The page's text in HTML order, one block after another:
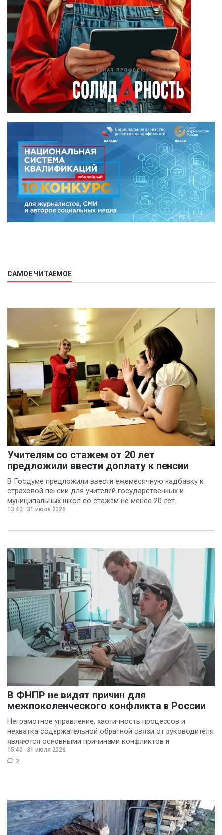
САМОЕ ЧИТАЕМОЕ
Учителям со стажем от 20 лет
предложили ввести доплату к пенсии
В Госдуме предложили ввести ежемесячную надбавку к
страховой пенсии для учителей государственных и
муниципальных школ со стажем не менее 20 лет.
13:40 31 июля 2026
В ФНПР не видят причин для
межпоколенческого конфликта в России
Неграмотное управление, хаотичность процессов и
нехватка содержательной обратной связи от руководителя
являются основными причинами конфликтов и
раздражения в
15:40
31 июля 2026
2